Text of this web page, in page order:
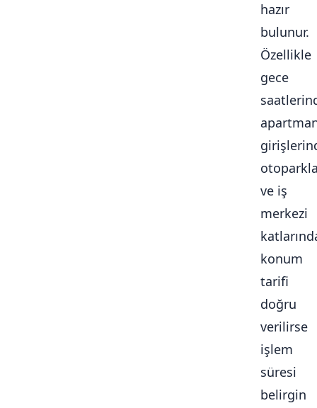
hazır
bulunur.
Özellikle
gece
ve iş
merkezi
konum
tarifi
doğru
verilirse
işlem
süresi
belirgin